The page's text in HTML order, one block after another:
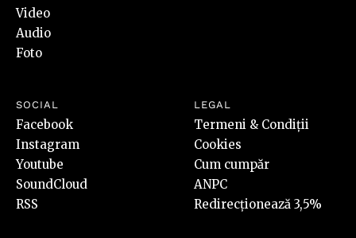
Video
Audio
Foto
SOCIAL
Facebook
Instagram
Youtube
SoundCloud
RSS
LEGAL
Termeni & Condiții
Cookies
Cum cumpăr
ANPC
Redirecționează 3,5%